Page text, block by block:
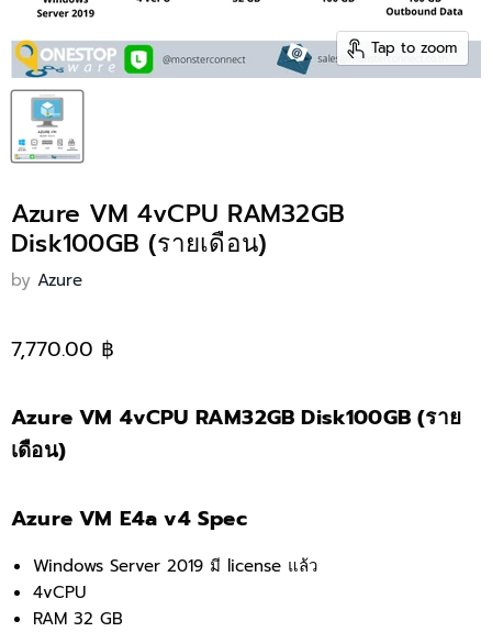
Tap to zoom
Azure VM 4vCPU RAM32GB
Disk100GB (รายเดือน)
by Azure
7,770.00 ฿
Azure VM 4vCPU RAM32GB Disk100GB (ราย
เดือน)
Azure VM E4a v4 Spec
Windows Server 2019 มี license แล้ว
4vCPU
RAM 32 GB